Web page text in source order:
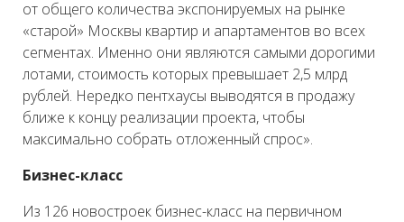
от общего количества экспонируемых на рынке
«старой» Москвы квартир и апартаментов во всех
сегментах. Именно они являются самыми дорогими
лотами, стоимость которых превышает 2,5 млрд
рублей. Нередко пентхаусы выводятся в продажу
ближе к концу реализации проекта, чтобы
максимально собрать отложенный спрос».
Бизнес-класс
Из 126 новостроек бизнес-класс на первичном